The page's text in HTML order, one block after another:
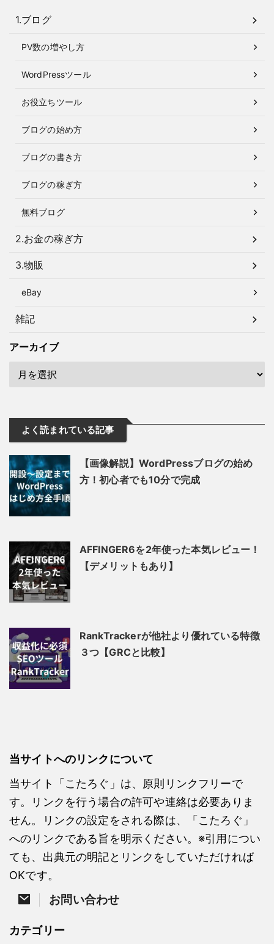
1.ブログ
PV数の増やし方
WordPressツール
お役立ちツール
ブログの始め方
ブログの書き方
ブログの稼ぎ方
無料ブログ
2.お金の稼ぎ方
3.物販
eBay
雑記
アーカイブ
よく読まれている記事
【画像解説】WordPressブログの始め
方！初心者でも10分で完成
AFFINGER6を2年使った本気レビュー！
【デメリットもあり】
RankTrackerが他社より優れている特徴
３つ【GRCと比較】
当サイトへのリンクについて
当サイト「こたろぐ」は、原則リンクフリーで
す。リンクを行う場合の許可や連絡は必要ありま
せん。リンクの設定をされる際は、「こたろぐ」
へのリンクである旨を明示ください。※引用につい
ても、出典元の明記とリンクをしていただければ
OKです。
お問い合わせ
カテゴリー